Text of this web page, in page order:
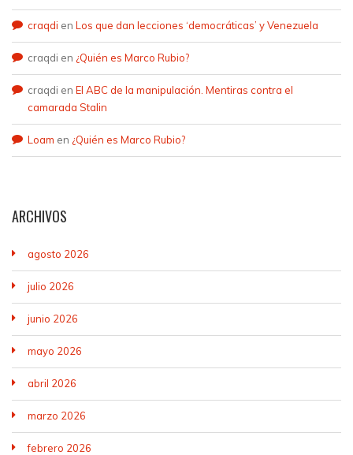
craqdi en Los que dan lecciones ‘democráticas’ y Venezuela
craqdi en ¿Quién es Marco Rubio?
craqdi en El ABC de la manipulación. Mentiras contra el
camarada Stalin
Loam en ¿Quién es Marco Rubio?
ARCHIVOS
agosto 2026
julio 2026
junio 2026
mayo 2026
abril 2026
marzo 2026
febrero 2026